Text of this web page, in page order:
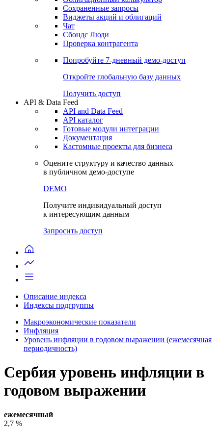
Сохраненные запросы
Виджеты акций и облигаций
Чат
Сбондс Люди
Проверка контрагента
Попробуйте 7-дневный демо-доступ
Откройте глобальную базу данных
Получить доступ
API & Data Feed
API and Data Feed
API каталог
Готовые модули интеграции
Документация
Кастомные проекты для бизнеса
Оцените структуру и качество данных
в публичном демо-доступе
DEMO
Получите индивидуальный доступ
к интересующим данным
Запросить доступ
Описание индекса
Индексы подгруппы
Макроэкономические показатели
Инфляция
Уровень инфляции в годовом выражении (ежемесячная
периодичность)
Сербия уровень инфляции в
годовом выражении
ежемесячный
2,7 %